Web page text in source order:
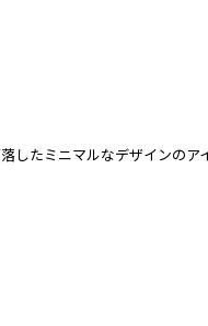
したミニマルなデザインの